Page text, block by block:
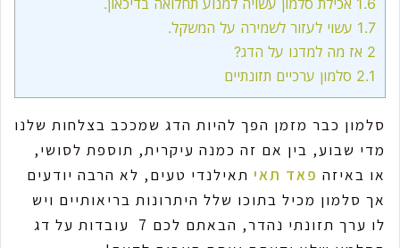
1.6 אכילת סלמון עשויה למנוע תחלואה בדיכאון.
1.7 עשוי לעזור לשמירה על המשקל.
2 אז מה למדנו על הדג?
2.1 סלמון ערכיים תזונתיים
סלמון כבר מזמן הפך להיות הדג שמככב בצלחות שלנו
מדי שבוע, בין אם זה כמנה עיקרית, תוספת לסושי,
או באיזה פאד תאי תאילנדי טעים, לא הרבה יודעים
אך סלמון מכיל בתוכו שלל היתרונות בריאותיים ויש
לו ערך תזונתי נהדר, הבאתם לכם 7 עובדות על דג